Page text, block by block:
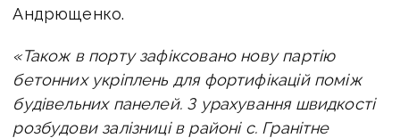
Андрющенко.
«Також в порту зафіксовано нову партію
бетонних укріплень для фортифікацій поміж
будівельних панелей. З урахування швидкості
розбудови залізниці в районі с. Гранітне